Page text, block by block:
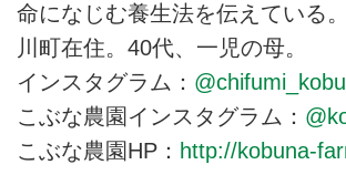
命になじむ養生法を伝えている
川町在住。40代、一児の母。
インスタグラム：
こぶな農園インスタグラム：
こぶな農園HP： http://kobuna-